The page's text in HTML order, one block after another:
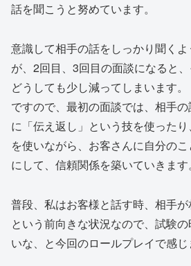
話を聞こうと努めています。
意識して相手の話をしっかり聞く
が、2回目、3回目の面談になると
どうしても少し減ってしまいます。
ですので、最初の面談では、相手
に「伝え返し」という技を使った
を使いながら、お客さんに自分の
にして、信頼関係を築いていきます。
普段、私はお客様と話す時、相手
という前向きな状況なので、試験
いな、と今回のロールプレイで感じ